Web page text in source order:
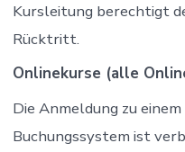
Kursleitung berechtigt
Rücktritt.
Onlinekurse (alle
Die Anmeldung zu
Buchungssystem ist